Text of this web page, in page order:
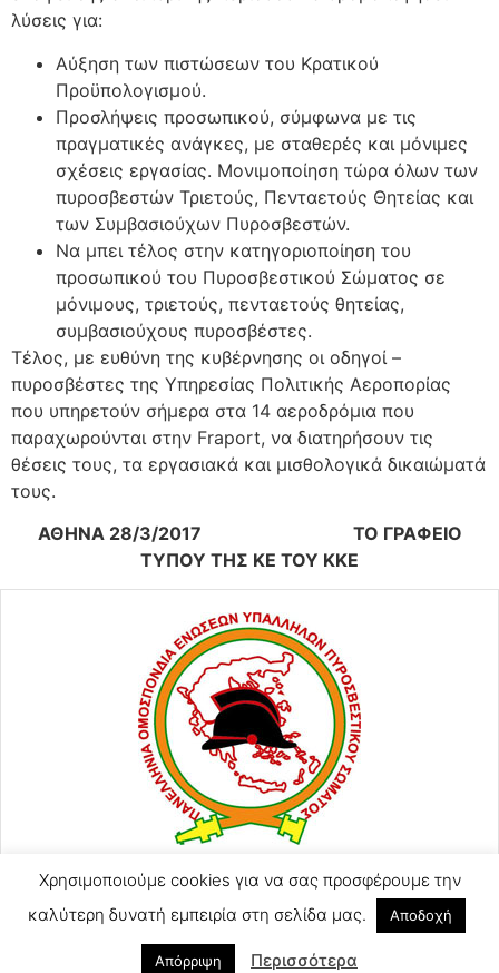
λύσεις για:
Αύξηση των πιστώσεων του Κρατικού
Προϋπολογισμού.
Προσλήψεις προσωπικού, σύμφωνα με τις
πραγματικές ανάγκες, με σταθερές και μόνιμες
σχέσεις εργασίας. Μονιμοποίηση τώρα όλων των
πυροσβεστών Τριετούς, Πενταετούς Θητείας και
των Συμβασιούχων Πυροσβεστών.
Να μπει τέλος στην κατηγοριοποίηση του
προσωπικού του Πυροσβεστικού Σώματος σε
μόνιμους, τριετούς, πενταετούς θητείας,
συμβασιούχους πυροσβέστες.
Τέλος, με ευθύνη της κυβέρνησης οι οδηγοί –
πυροσβέστες της Υπηρεσίας Πολιτικής Αεροπορίας
που υπηρετούν σήμερα στα 14 αεροδρόμια που
παραχωρούνται στην Fraport, να διατηρήσουν τις
θέσεις τους, τα εργασιακά και μισθολογικά δικαιώματά
τους.
ΑΘΗΝΑ 28/3/2017 ΤΟ ΓΡΑΦΕΙΟ
ΤΥΠΟΥ ΤΗΣ ΚΕ ΤΟΥ ΚΚΕ
ΑΓΙΟΥ ΚΩΝΣΤΑΝΤΙΝΟΥ 57
2105248128
poeyps@yahoo.com
Χρησιμοποιούμε cookies για να σας προσφέρουμε την
καλύτερη δυνατή εμπειρία στη σελίδα μας.
Αποδοχή
Απόρριψη Περισσότερα